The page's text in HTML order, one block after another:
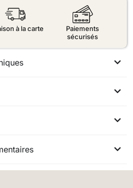
à la carte
Paiements
sécurisés